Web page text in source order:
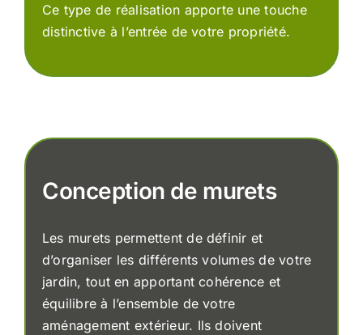
Ce type de réalisation apporte une touche
distinctive à l’entrée de votre propriété.
Conception de murets
Les murets permettent de définir et
d’organiser les différents volumes de votre
jardin, tout en apportant cohérence et
équilibre à l’ensemble de votre
aménagement extérieur. Ils doivent